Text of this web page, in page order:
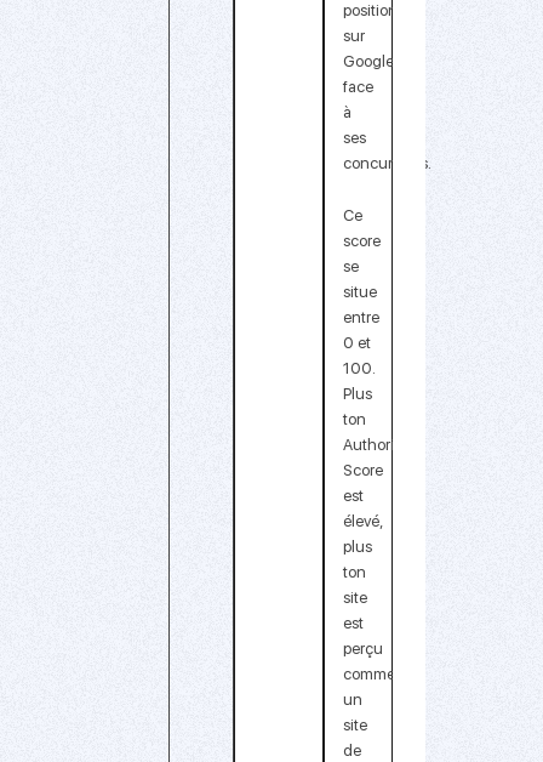
positionner
sur
Google
face
à
ses
concurrents.
Ce
score
se
situe
entre
0 et
100.
Plus
ton
Authority
Score
est
élevé,
plus
ton
site
est
perçu
comme
un
site
de